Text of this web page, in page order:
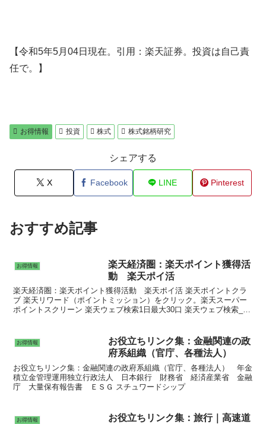
【令和5年5月04日現在。引用：楽天証券。投資は自己責
任で。】
お得情報 投資 株式 株式銘柄研究
シェアする
X Facebook LINE Pinterest
おすすめ記事
お得情報
楽天経済圏：楽天ポイント獲得活
動 楽天ポイ活
楽天経済圏：楽天ポイント獲得活動 楽天ポイ活 楽天ポイントクラ
ブ 楽天リワード（ポイントミッション）をクリック。楽天スーパー
ポイントスクリーン 楽天ウェブ検索1日最大30口 楽天ウェブ検索_楽
お得情報
お役立ちリンク集：金融関連の政
府系組織（官庁、各種法人）
お役立ちリンク集：金融関連の政府系組織（官庁、各種法人） 年金
積立金管理運用独立行政法人 日本銀行 財務省 経済産業省 金融
庁 大量保有報告書 ＥＳＧ スチュワードシップ
お得情報
お役立ちリンク集：旅行｜高速道